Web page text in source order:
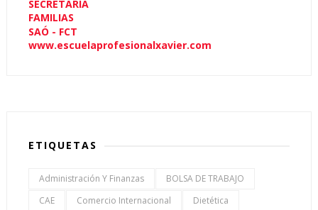
SECRETARÍA
FAMILIAS
SAÓ - FCT
www.escuelaprofesionalxavier.com
ETIQUETAS
Administración Y Finanzas
BOLSA DE TRABAJO
CAE
Comercio Internacional
Dietética